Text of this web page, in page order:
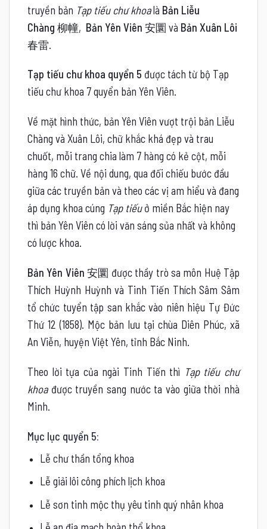
truyền bản Tạp tiếu chư khoalà Bản Liễu
Chàng 柳幢, Bản Yên Viên 安圜 và Bản Xuân Lôi
春雷.
Tạp tiếu chư khoa quyển 5 được tách từ bộ Tạp
tiếu chư khoa 7 quyển bản Yên Viên.
Về mặt hình thức, bản Yên Viên vượt trội bản Liễu
Chàng và Xuân Lôi, chữ khắc khá đẹp và trau
chuốt, mỗi trang chia làm 7 hàng có kẻ cột, mỗi
hàng 16 chữ. Về nội dung, qua đối chiếu bước đầu
giữa các truyền bản và theo các vị am hiểu và đang
áp dụng khoa cúng Tạp tiếuở miền Bắc hiện nay
thì bản Yên Viên có lời văn sáng sủa nhất và không
có lược khoa.
Bản Yên Viên 安圜 được thầy trò sa môn Huệ Tập
Thích Huỳnh Huỳnh và Tinh Tiến Thích Sâm Sâm
tổ chức tuyển tập san khắc vào niên hiệu Tự Đức
Thứ 12 (1858). Mộc bản lưu tại chùa Diên Phúc, xã
An Viễn, huyện Việt Yên, tỉnh Bắc Ninh.
Theo lời tựa của ngài Tinh Tiến thì Tạp tiếu chư
khoađược truyền sang nước ta vào giữa thời nhà
Minh.
Mục lục quyển 5:
Lễ chư thần tổng khoa
Lễ giải lôi công phích lịch khoa
Lễ sơn tinh mộc thụ yêu tinh quý nhân khoa